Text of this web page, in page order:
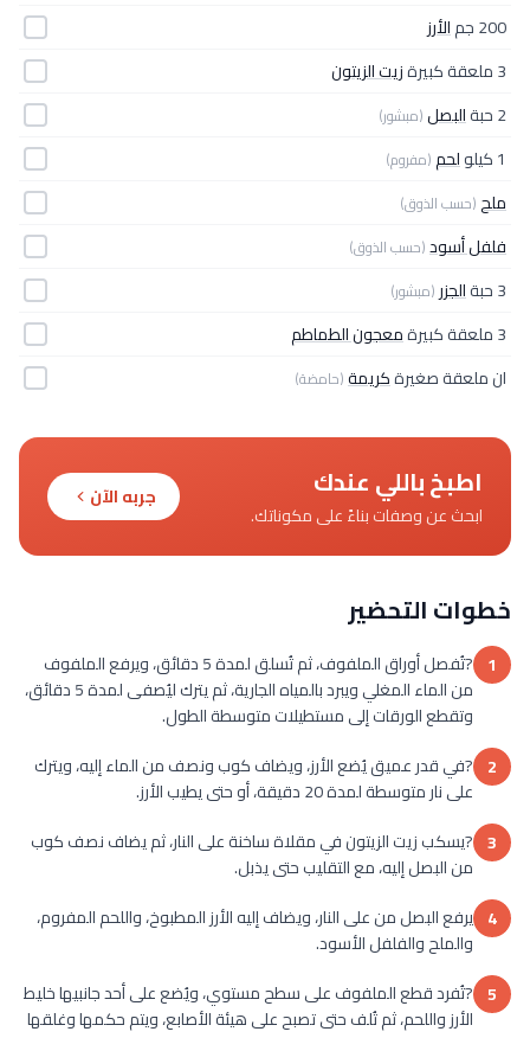
200 جم
الأرز
3 ملعقة كبيرة
زيت الزيتون
2 حبة
البصل(مبشور)
1 كيلو لحم(مفروم)
ملح(حسب الذوق)
فلفل أسود(حسب الذوق)
3 حبة الجزر (مبشور)
3 ملعقة كبيرة
معجون الطماطم
ان ملعقة صغيرةكريمة(حامضة)
اطبخ باللي عندك
ابحث عن وصفات بناءً على مكوناتك.
جربه الآن
خطوات التحضير
1
?تُفصل أوراق الملفوف، ثم تُسلق لمدة 5 دقائق، ويرفع الملفوف
من الماء المغلي ويبرد بالمياه الجارية، ثم يترك ليُصفى لمدة 5 دقائق،
وتقطع الورقات إلى مستطيلات متوسطة الطول.
2 ?في قدر عميق يُضع الأرز، ويضاف كوب ونصف من الماء إليه، ويترك
على نار متوسطة لمدة 20 دقيقة، أو حتى يطيب الأرز.
3 ?يسكب زيت الزيتون في مقلاة ساخنة على النار، ثم يضاف نصف كوب
من البصل إليه، مع التقليب حتى يذبل.
4 يرفع البصل من على النار، ويضاف إليه الأرز المطبوخ، واللحم المفروم،
والملح والفلفل الأسود.
5 ?تُفرد قطع الملفوف على سطح مستوي، ويُضع على أحد جانبيها خليط
الأرز واللحم، ثم تُلف حتى تصبح على هيئة الأصابع، ويتم حكمها وغلقها